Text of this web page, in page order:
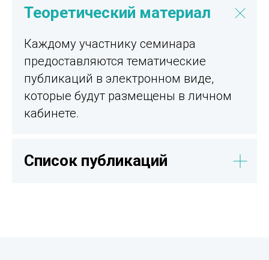
Теоретический материал
Каждому участнику семинара
предоставляются тематические
публикаций в электронном виде,
которые будут размещены в личном
кабинете.
Список публикаций